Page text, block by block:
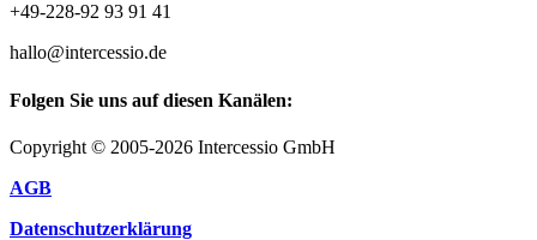
+49-228-92 93 91 41
hallo@intercessio.de
Folgen Sie uns auf diesen Kanälen:
Copyright © 2005-2026 Intercessio GmbH
AGB
Datenschutzerklärung